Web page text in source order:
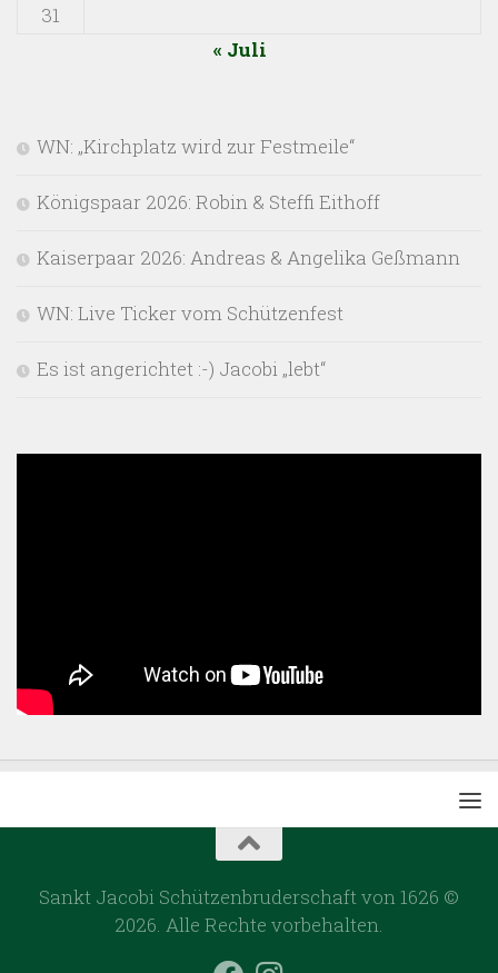
31
« Juli
WN: „Kirchplatz wird zur Festmeile“
Königspaar 2026: Robin & Steffi Eithoff
Kaiserpaar 2026: Andreas & Angelika Geßmann
WN: Live Ticker vom Schützenfest
Es ist angerichtet :-) Jacobi „lebt“
Sankt Jacobi Schützenbruderschaft von 1626 ©
2026. Alle Rechte vorbehalten.